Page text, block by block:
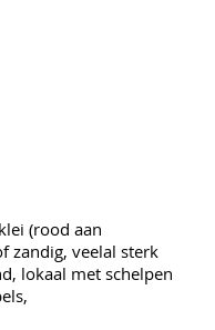
(rood aan
zandig, veelal sterk
lokaal met schelpen